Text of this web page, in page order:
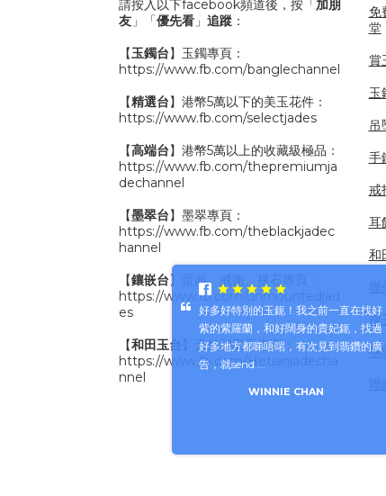
請按入以下facebook頻道後，按「加朋
友 」「優先看 」 追蹤 ：
【玉鐲台】玉鐲專頁：
https://www.fb.com/banglechannel
【精選台】港幣5萬以下的美玉花件：
https://www.fb.com/selectjades
【高端台】港幣5萬以上的收藏級極品：
https://www.fb.com/thepremiumja
dechannel
【墨翠台】墨翠專頁：
https://www.fb.com/theblackjadec
hannel
【鑲嵌台】蛋面、戒面、裸石專頁：
https://www.fb.com/unmountedjad
es
【和田玉台
】天然和田玉專頁：
https://www.fb.com/Hetianjadecha
nnel
免
堂
賞
玉
吊
手
戒
耳
和
裸
墨翠
好多好特別的玉鈪！我之前一直在找好
紫的紫羅蘭，和好闊身的貴妃鈪，找過
好多地方都睇唔啱，有次見到翡鑽的廣
告，就send ...
WINNIE CHAN